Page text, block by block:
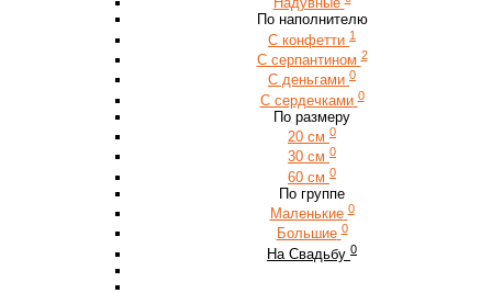
По наполнителю
С конфетти 1
С серпантином 2
С деньгами 0
С сердечками 0
По размеру
20 см 0
30 см 0
60 см 0
По группе
Маленькие 0
Большие 0
На Свадьбу 0